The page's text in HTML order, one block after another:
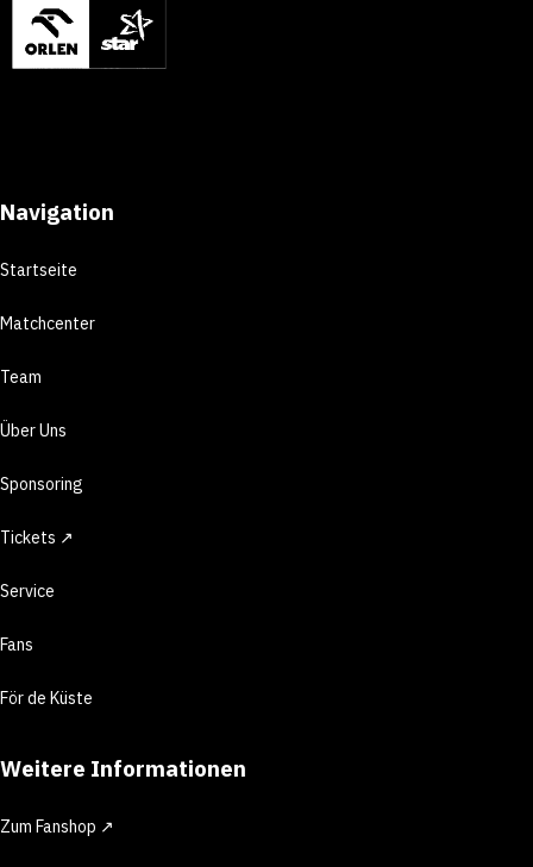
Navigation
Startseite
Matchcenter
Team
Über Uns
Sponsoring
Tickets ↗
Service
Fans
För de Küste
Weitere Informationen
Zum Fanshop ↗